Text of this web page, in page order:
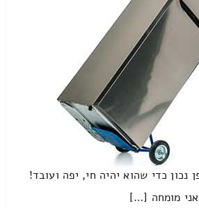
נכון כדי שהוא יהיה חי, יפה ועובד!
מומחה […]